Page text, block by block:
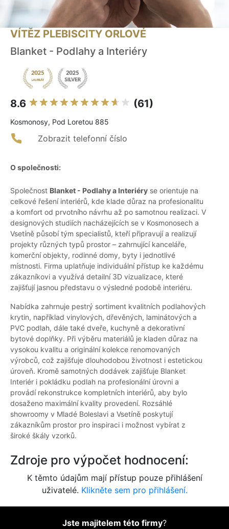
VÍTĚZ PLEBISCITY ORLOVÉ
Blanket - Podlahy a Interiéry
8.6 (61)
Kosmonosy, Pod Loretou 885
Zobrazit telefonní číslo
O společnosti:
Společnost Blanket - Podlahy a Interiéry se orientuje na
celkové řešení interiérů, kde klade důraz na profesionalitu
a komfort od prvotního návrhu až po samotnou realizaci. V
designových studiích nacházejících se v Kosmonosech a
Vsetíně působí tým specialistů, kteří připravují a realizují
projekty různých typů prostor – zahrnující kanceláře,
komerční objekty, rodinné domy, byty i jednotlivé
místnosti. Firma uplatňuje individuální přístup ke každému
zákazníkovi a využívá detailní 3D vizualizace, které
zajišťují jasnou představu o výsledné podobě interiéru.
Nabídka zahrnuje pestrý sortiment kvalitních podlahových
krytin, například vinylových, dřevěných, laminátových a
PVC podlah, dále také dveře, kuchyně a dekorativní
bytové doplňky. Při výběru materiálů je kladen důraz na
vysokou kvalitu a originální kolekce renomovaných
výrobců, což zajišťuje dlouhodobou životnost i estetickou
úroveň. Kromě samotných dodávek zajišťuje Blanket
Interiér i pokládku podlah na profesionální úrovni a
provádí rekonstrukce kompletních interiérů, aby bylo
dosaženo maximální kvality provedení. Rozsáhlé
showroomy v Mladé Boleslavi a Vsetíně poskytují
zákazníkům prostor pro inspiraci i možnost vybírat z
široké škály vzorků.
Zdroje pro výpočet hodnocení:
K těmto údajům mají přístup pouze přihlášení
uživatelé. Klikněte sem pro přihlášení.
Jste majitelem této firmy?